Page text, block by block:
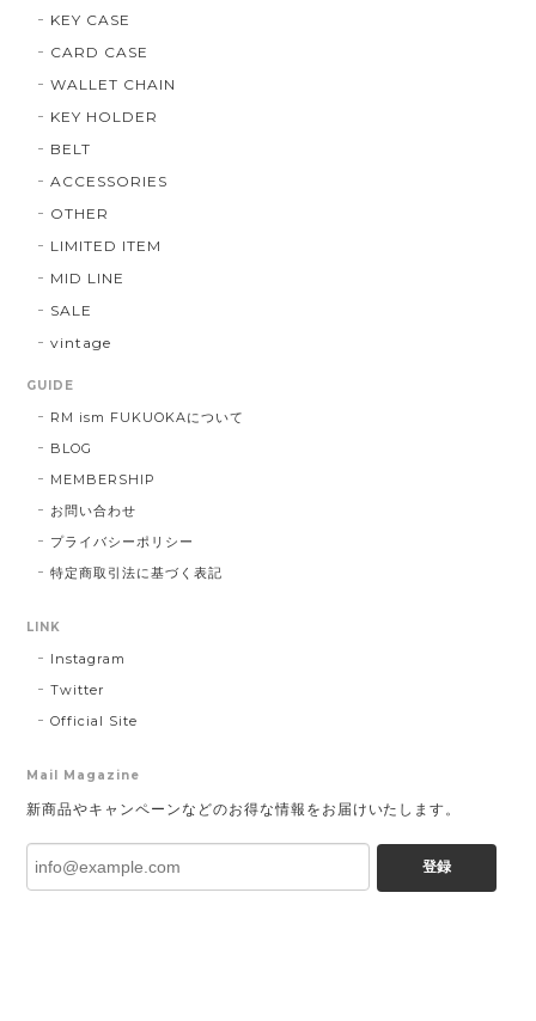
KEY CASE
CARD CASE
WALLET CHAIN
KEY HOLDER
BELT
ACCESSORIES
OTHER
LIMITED ITEM
MID LINE
SALE
vintage
GUIDE
RM ism FUKUOKAについて
BLOG
MEMBERSHIP
お問い合わせ
プライバシーポリシー
特定商取引法に基づく表記
LINK
Instagram
Twitter
Official Site
Mail Magazine
新商品やキャンペーンなどのお得な情報をお届けいたします。
登録